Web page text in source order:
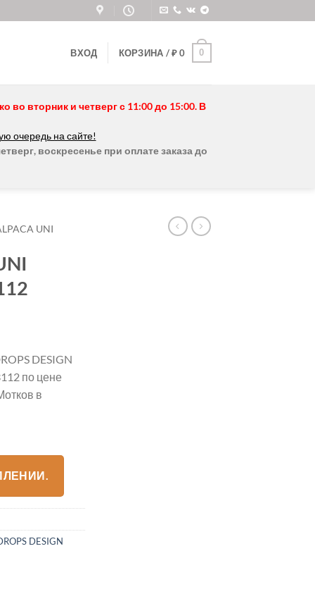
ВХОД КОРЗИНА /₽0 0
во вторник и четверг с 11:00 до 15:00. В
очередь на сайте!
воскресенье при оплате заказа до
UNI
DESIGN
по цене
в
DESIGN